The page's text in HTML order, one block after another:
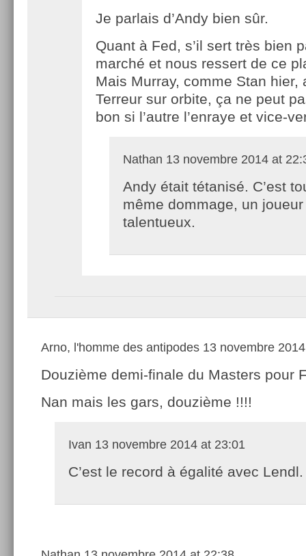
Je parlais d’Andy bien sûr.
Quant à Fed, s’il sert très bien
marché et nous ressert de ce
Mais Murray, comme Stan hier,
Terreur sur orbite, ça ne peut
bon si l’autre l’enraye et vice-
Nathan 13 novembre 2014 at
Andy était tétanisé. C’est
même dommage, un
talentueux.
Arno, l'homme des antipodes 13 novembre
Douzième demi-finale du Masters pour
Nan mais les gars, douzième !!!!
Ivan 13 novembre 2014 at 23:01
C’est le record à égalité avec Lendl.